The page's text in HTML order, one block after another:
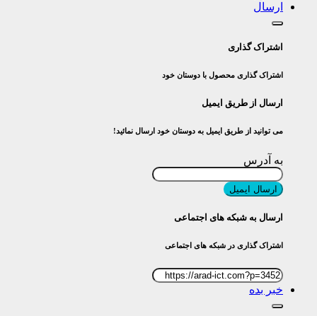
ارسال
اشتراک گذاری
اشتراک گذاری محصول با دوستان خود
ارسال از طریق ایمیل
می توانید از طریق ایمیل به دوستان خود ارسال نمائید!
به آدرس
ارسال ایمیل
ارسال به شبکه های اجتماعی
اشتراک گذاری در شبکه های اجتماعی
خبر بده